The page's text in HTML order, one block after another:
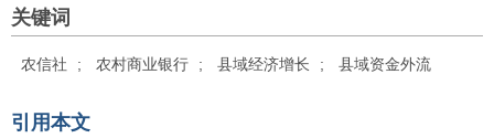
关键词
农信社 ; 农村商业银行 ; 县域经济增长 ; 县域资金外流
引用本文